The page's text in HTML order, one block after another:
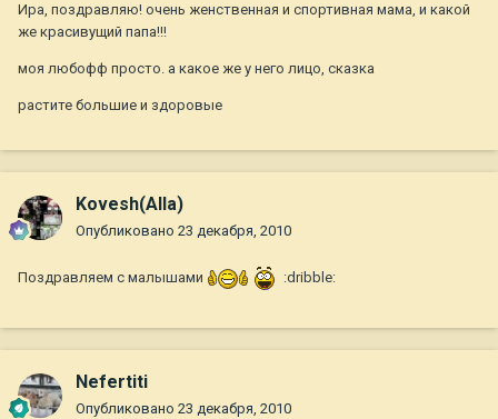
Ира, поздравляю! очень женственная и спортивная мама, и какой
же красивущий папа!!!
моя любофф просто. а какое же у него лицо, сказка
растите большие и здоровые
Kovesh(Alla)
Опубликовано 23 декабря, 2010
Поздравляем с малышами :dribble:
Nefertiti
Опубликовано 23 декабря, 2010